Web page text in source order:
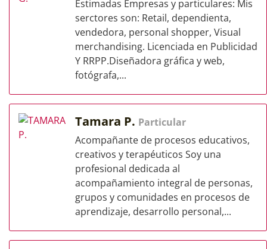
Estimadas Empresas y particulares: Mis
serctores son: Retail, dependienta,
vendedora, personal shopper, Visual
merchandising. Licenciada en Publicidad
Y RRPP.Diseñadora gráfica y web,
fotógrafa,...
Tamara P. Particular
Acompañante de procesos educativos,
creativos y terapéuticos Soy una
profesional dedicada al
acompañamiento integral de personas,
grupos y comunidades en procesos de
aprendizaje, desarrollo personal,...